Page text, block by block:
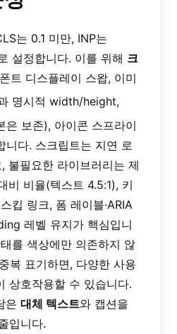
는 0.1 미만, INP는
설정합니다. 이를 위해 크
트 디스플레이 스왑, 이미
명시적 width/height,
은 보존), 아이콘 스프라이
니다. 스크립트는 지연 로
불필요한 라이브러리는 제
비 비율(텍스트 4.5:1), 키
킵 링크, 폼 레이블·ARIA
레벨 유지가 핵심입니
를 색상에만 의존하지 않
복 표기하면, 다양한 사용
상호작용할 수 있습니다.
은 대체 텍스트와 캡션을
입니다.